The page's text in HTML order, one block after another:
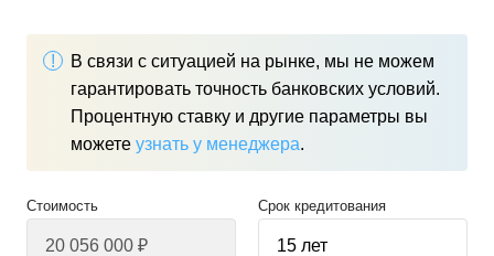
В связи с ситуацией на рынке, мы не можем
гарантировать точность банковских условий.
Процентную ставку и другие параметры вы
можете узнать у менеджера.
Стоимость Срок кредитования